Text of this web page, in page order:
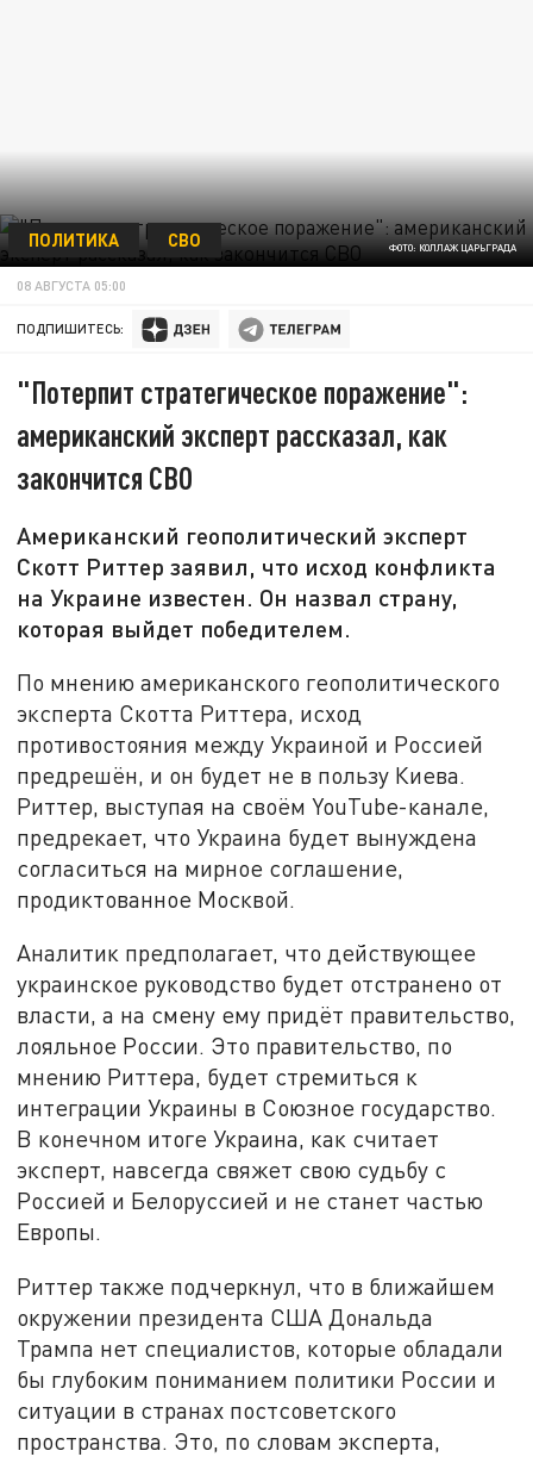
ФОТО: КОЛЛАЖ ЦАРЬГРАДА
ПОЛИТИКА СВО
08 АВГУСТА 05:00
ПОДПИШИТЕСЬ:
"Потерпит стратегическое поражение":
американский эксперт рассказал, как
закончится СВО
Американский геополитический эксперт
Скотт Риттер заявил, что исход конфликта
на Украине известен. Он назвал страну,
которая выйдет победителем.
По мнению американского геополитического
эксперта Скотта Риттера, исход
противостояния между Украиной и Россией
предрешён, и он будет не в пользу Киева.
Риттер, выступая на своём YouTube-канале,
предрекает, что Украина будет вынуждена
согласиться на мирное соглашение,
продиктованное Москвой.
Аналитик предполагает, что действующее
украинское руководство будет отстранено от
власти, а на смену ему придёт правительство,
лояльное России. Это правительство, по
мнению Риттера, будет стремиться к
интеграции Украины в Союзное государство.
В конечном итоге Украина, как считает
эксперт, навсегда свяжет свою судьбу с
Россией и Белоруссией и не станет частью
Европы.
Риттер также подчеркнул, что в ближайшем
окружении президента США Дональда
Трампа нет специалистов, которые обладали
бы глубоким пониманием политики России и
ситуации в странах постсоветского
пространства. Это, по словам эксперта,